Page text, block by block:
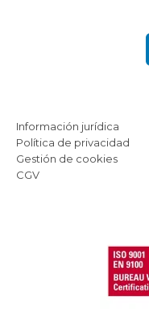
Información jurídica
Política de privacidad
Gestión de cookies
CGV